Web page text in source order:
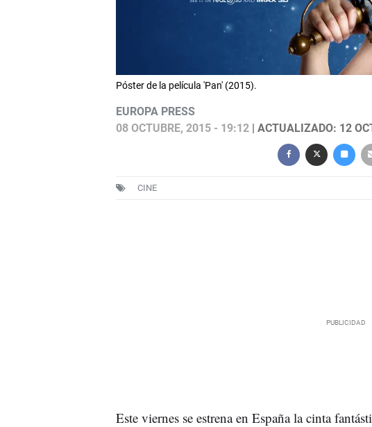
Póster de la película 'Pan' (2015).
EUROPA PRESS
08 OCTUBRE, 2015 - 19:12| ACTUALIZADO: 12
CINE
Este viernes se estrena en España la cinta